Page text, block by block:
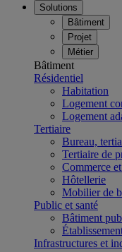
Solutions
Bâtiment
Projet
Métier
Bâtiment
Résidentiel
Habitation
Logement
Logement
Tertiaire
Bureau,
Tertiaire de
Commerce
Hôtellerie
Mobilier de
Public et santé
Bâtiment
Infrastructures et